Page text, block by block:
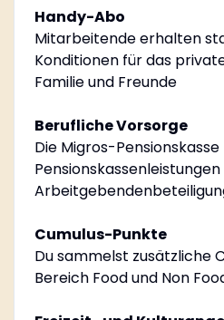
Handy-Abo
Mitarbeitende erhalten
Konditionen für das
Familie und Freunde
Berufliche Vorsorge
Die Migros-
Cumulus-Punkte
Du sammelst zusätzliche
Bereich Food und Non